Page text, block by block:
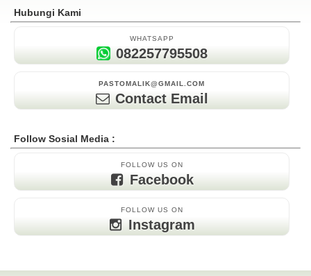
Hubungi Kami
WHATSAPP
082257795508
PASTOMALIK@GMAIL.COM
Contact Email
Follow Sosial Media :
FOLLOW US ON
Facebook
FOLLOW US ON
Instagram